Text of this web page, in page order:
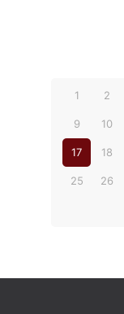
1 2
9 10
17 18
25 26